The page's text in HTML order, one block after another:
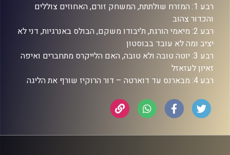
רבע 1: המזרח שולתתת, המשחק זורם, האחוזים צוללים
והכדור צהוב
רבע 2: מיאמי הורגת, ת'יבודו משקם, הבולס באנרגיות, דני לא
יציב ומה לא עובד בבוסטון
רבע 3: יוטה טובה ולא טובה, האם הלייקרס מתחברים ואיפה
זאיון לעזאזל
רבע 4: מבארנס עד דוארטה – דור הרוקיז שורף את הליגה